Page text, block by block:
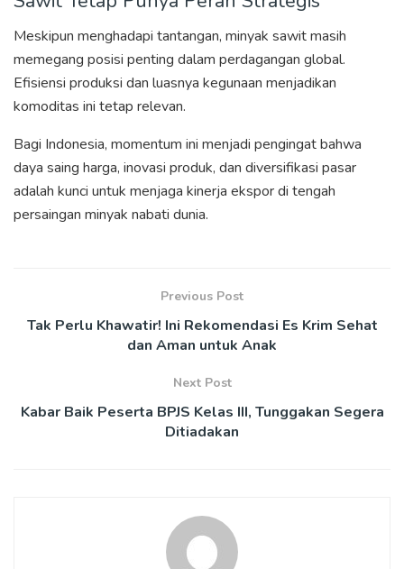
Meskipun menghadapi tantangan, minyak sawit masih
memegang posisi penting dalam perdagangan global.
Efisiensi produksi dan luasnya kegunaan menjadikan
komoditas ini tetap relevan.
Bagi Indonesia, momentum ini menjadi pengingat bahwa
daya saing harga, inovasi produk, dan diversifikasi pasar
adalah kunci untuk menjaga kinerja ekspor di tengah
persaingan minyak nabati dunia.
Previous Post
Tak Perlu Khawatir! Ini Rekomendasi Es Krim Sehat
dan Aman untuk Anak
Next Post
Kabar Baik Peserta BPJS Kelas III, Tunggakan Segera
Ditiadakan